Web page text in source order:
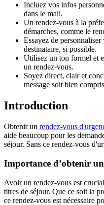
Incluez vos infos
dans le mail.
Un rendez-vous à la
démarches, comme le
Essayez de
destinataire, si possible.
Utilisez un ton formel et
un rendez-vous.
Soyez direct, clair et
message soit bien
Introduction
Obtenir un rendez-vous
aide beaucoup pour les
séjour. Sans ce rendez-vous
Importance d’obtenir
Avoir un rendez-vous est
titres de séjour. Que ce soit la
ce rendez-vous est nécessaire